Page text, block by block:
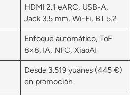
HDMI 2.1 eARC, USB-A,
Jack 3.5 mm, Wi-Fi, BT 5.2
Enfoque automático, ToF
8×8, IA, NFC, XiaoAI
Desde 3.519 yuanes (445 €)
en promoción